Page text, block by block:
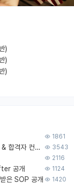
)
)
)
1861
[무료] 2026 미국 대학원 유학 스타터팩 - 가이드북 & 합격자 컨택메일 템플릿 3543
2116
공개 1124
은 SOP 공개 1420